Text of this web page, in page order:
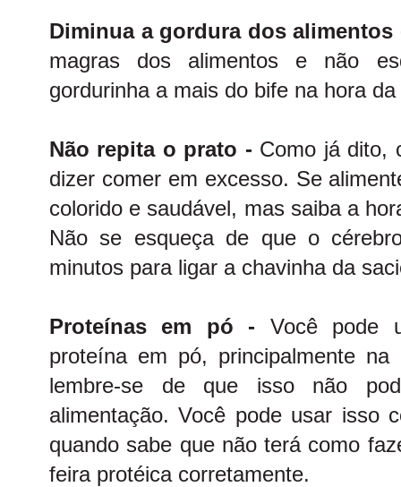
Diminua a gordura dos
magras dos alimentos e não
gordurinha a mais do bife na hora
Não repita o prato - Como já dito,
dizer comer em excesso. Se
colorido e saudável, mas saiba a
Não se esqueça de que o
minutos para ligar a chavinha da
Proteínas em pó - Você pode
proteína em pó, principalmente na
lembre-se de que isso não
alimentação. Você pode usar isso
quando sabe que não terá como
feira protéica corretamente.